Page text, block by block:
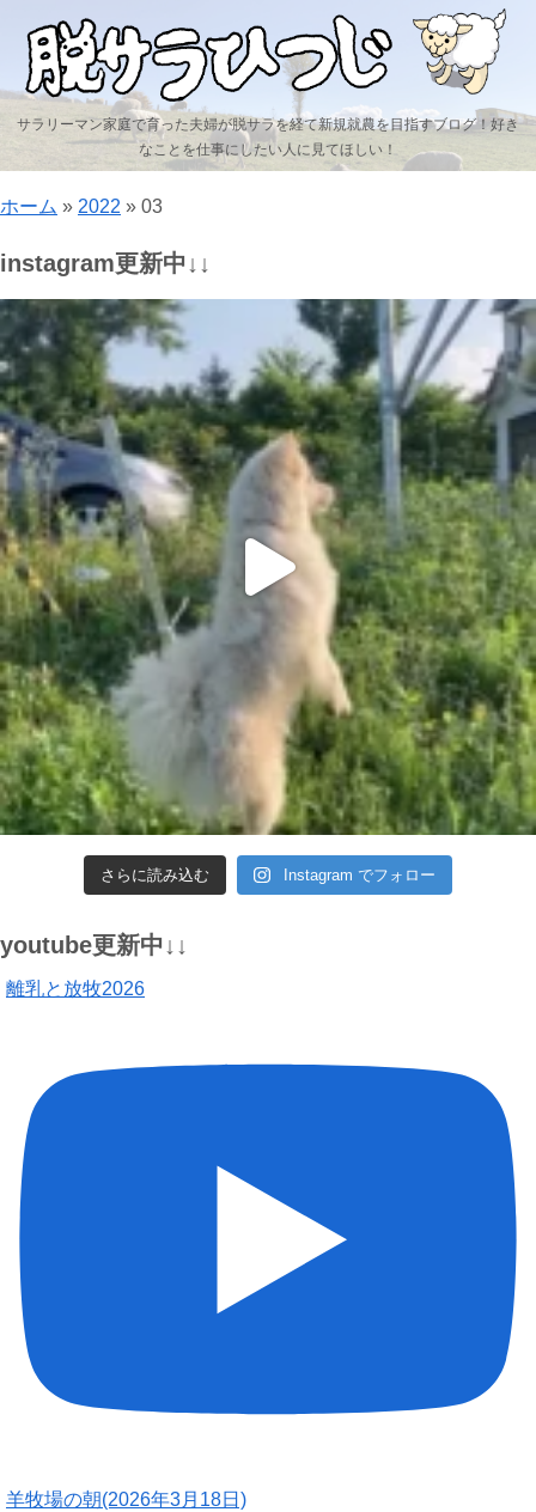
サラリーマン家庭で育った夫婦が脱サラを経て新規就農を目指すブログ！好き
なことを仕事にしたい人に見てほしい！
ホーム » 2022 » 03
instagram更新中↓↓
さらに読み込む Instagram でフォロー
youtube更新中↓↓
離乳と放牧2026
羊牧場の朝(2026年3月18日)